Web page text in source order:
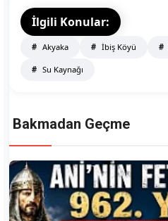
İlgili Konular:
Akyaka İbiş Köyü
Su Kaynağı
Bakmadan Geçme